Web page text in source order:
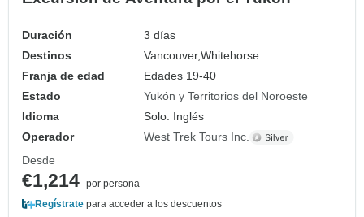
Duración
3 días
Destinos
Vancouver,Whitehorse
Franja de edad
Edades 19-40
Estado
Yukón y Territorios del Noroeste
Idioma
Solo: Inglés
Operador
West Trek Tours Inc.
Desde
€1,214 por persona
Regístrate para acceder a los descuentos